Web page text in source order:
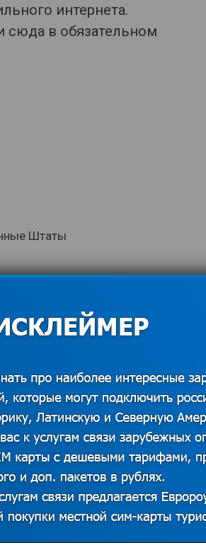
интернета.
сюда в обязательном
Штаты
действия
Курорты ОАЭ,
выбором является
которую можно в
карта сим – это
хотят держать
Цена одного
через USSD команды